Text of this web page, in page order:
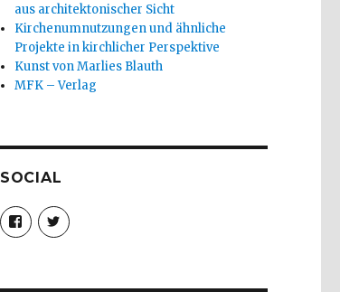
aus architektonischer Sicht
Kirchenumnutzungen und ähnliche
Projekte in kirchlicher Perspektive
Kunst von Marlies Blauth
MFK – Verlag
SOCIAL
Profil
von
christoph.fleischer1
anzeigen
Profil
von
anzeigen